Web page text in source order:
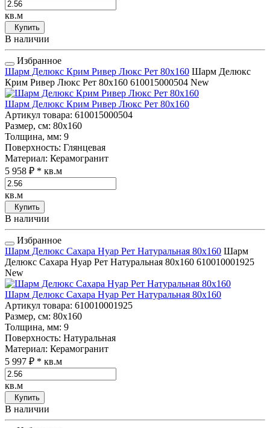
кв.м
Купить
В наличии
Избранное
Шарм Делюкс Крим Ривер Люкс Рет 80x160 Шарм Делюкс
Крим Ривер Люкс Рет 80x160 610015000504 New
Шарм Делюкс Крим Ривер Люкс Рет 80x160
Артикул товара: 610015000504
Размер, см: 80x160
Толщина, мм: 9
Поверхность: Глянцевая
Материал: Керамогранит
5 958 ₽ * кв.м
кв.м
Купить
В наличии
Избранное
Шарм Делюкс Сахара Нуар Рет Натуральная 80x160 Шарм
Делюкс Сахара Нуар Рет Натуральная 80x160 610010001925
New
Шарм Делюкс Сахара Нуар Рет Натуральная 80x160
Артикул товара: 610010001925
Размер, см: 80x160
Толщина, мм: 9
Поверхность: Натуральная
Материал: Керамогранит
5 997 ₽ * кв.м
кв.м
Купить
В наличии